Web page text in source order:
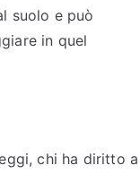
suolo e può
in quel
chi ha diritto a